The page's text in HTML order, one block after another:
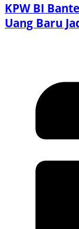
KPW BI
Uang Baru